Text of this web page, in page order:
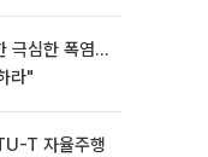
극심한 폭염…
라"
T 자율주행